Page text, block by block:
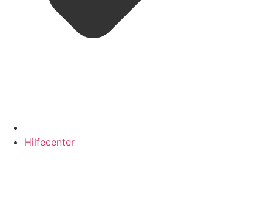
Hilfecenter